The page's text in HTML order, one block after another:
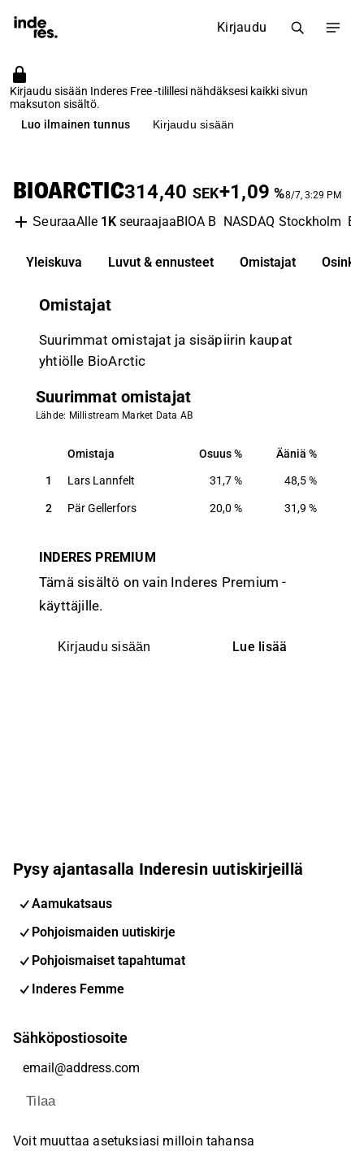
Kirjaudu
Kirjaudu sisään Inderes Free -tilillesi nähdäksesi kaikki sivun
maksuton sisältö.
Luo ilmainen tunnus
Kirjaudu sisään
BIOARCTIC314,40 SEK+1,09 %8/7, 3:29 PM
SeuraaAlle 1KseuraajaaBIOA B NASDAQ Stockholm
Yleiskuva Luvut & ennusteet Omistajat Osinko
Omistajat
Suurimmat omistajat ja sisäpiirin kaupat
yhtiölle BioArctic
Suurimmat omistajat
Lähde: Millistream Market Data AB
Omistaja Osuus Ääniä
Omistaja Osuus Ääniä
1 Lars Lannfelt 31,7% 48,5%
2 Pär Gellerfors 20,0 % 31,9 %
INDERES PREMIUM
Tämä sisältö on vain Inderes Premium -
käyttäjille.
Kirjaudu sisään Lue lisää
Pysy ajantasalla Inderesin uutiskirjeillä
Aamukatsaus
Pohjoismaiden uutiskirje
Pohjoismaiset tapahtumat
Inderes Femme
Sähköpostiosoite
Tilaa
Voit muuttaa asetuksiasi milloin tahansa